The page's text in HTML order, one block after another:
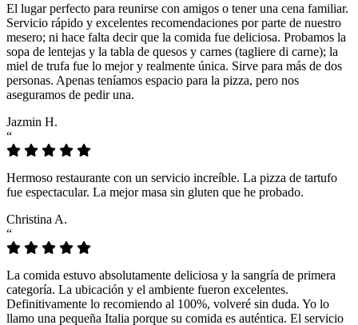
El lugar perfecto para reunirse con amigos o tener una cena familiar.
Servicio rápido y excelentes recomendaciones por parte de nuestro
mesero; ni hace falta decir que la comida fue deliciosa. Probamos la
sopa de lentejas y la tabla de quesos y carnes (tagliere di carne); la
miel de trufa fue lo mejor y realmente única. Sirve para más de dos
personas. Apenas teníamos espacio para la pizza, pero nos
aseguramos de pedir una.
Jazmin H.
“
Hermoso restaurante con un servicio increíble. La pizza de tartufo
fue espectacular. La mejor masa sin gluten que he probado.
Christina A.
“
La comida estuvo absolutamente deliciosa y la sangría de primera
categoría. La ubicación y el ambiente fueron excelentes.
Definitivamente lo recomiendo al 100%, volveré sin duda. Yo lo
llamo una pequeña Italia porque su comida es auténtica. El servicio